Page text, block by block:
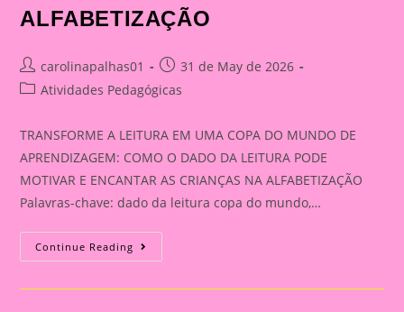
ALFABETIZAÇÃO
Post
author:
carolinapalhas01
Post
published:
31 de May de 2026
PostAtividades Pedagógicas
TRANSFORME A LEITURA EM UMA COPA DO MUNDO DE
APRENDIZAGEM: COMO O DADO DA LEITURA PODE
MOTIVAR E ENCANTAR AS CRIANÇAS NA ALFABETIZAÇÃO
Palavras-chave: dado da leitura copa do mundo,…
Continue Reading TRANSFORME
A
EM